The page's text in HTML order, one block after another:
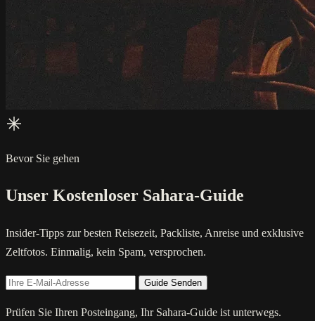
Bevor Sie gehen
Unser Kostenloser Sahara-Guide
Insider-Tipps zur besten Reisezeit, Packliste, Anreise und exklusive
Zeltfotos. Einmalig, kein Spam, versprochen.
Guide Senden
Prüfen Sie Ihren Posteingang, Ihr Sahara-Guide ist unterwegs.